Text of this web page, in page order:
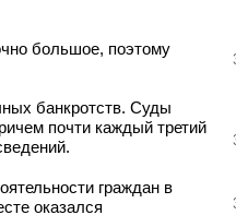
большое, поэтому
банкротств. Суды
почти каждый третий
граждан в
оказался